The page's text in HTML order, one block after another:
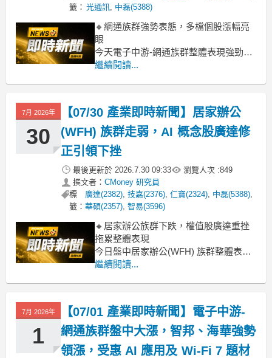
籤： 光通訊, 中磊(5388)
🔸網通族群強勢表態，多檔個股漲幅亮
眼
今天電子中游-網通族群整體表現強勁，
盤中大漲近9%，智邦、合勤控、啟碁等
建設與高速傳輸需求強勁的預期，帶動
相關網通設備廠訂單能見度提升，營運
展望看好。
繼續閱讀...
7月 2026年
30
【07/30 產業即時新聞】居家辦公
(WFH) 族群走弱，AI 概念股廣達修
正引領下挫
最後更新於 2026.7.30 09:33 瀏覽人次 :849
撰文者： CMoney 研究員
標
籤：
廣達(2382),技嘉(2376),仁寶(2324), 中磊(5388),
華碩(2357),智易(3596)
🔸居家辦公族群下跌，權值股廣達重挫
拖累整體表現
今日盤中居家辦公(WFH) 族群整體表現
疲軟，類股跌幅達 4.45%，主要受權值
AI 概念指標股，其大幅回檔顯然對市場
情緒產生顯著影響，引發短線獲利了結
賣壓，使得
繼續閱讀...
7月 2026年
1
【07/01 產業即時新聞】電子中游-
網通族群盤中大漲，智邦、海華強勢
領漲，受惠 AI 應用及 Wi-Fi 7 題材